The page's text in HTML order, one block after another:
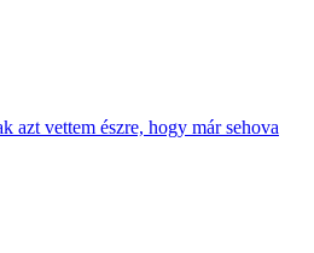
azt vettem észre, hogy már sehova